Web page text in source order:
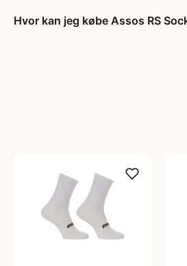
Hvor kan jeg købe Assos RS